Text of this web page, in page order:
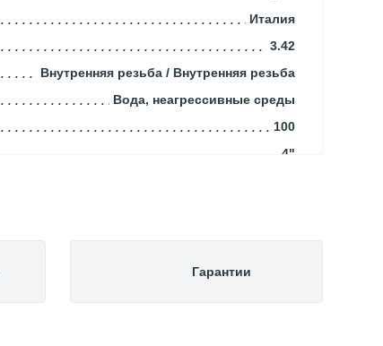
Италия
3.42
Внутренняя резьба / Внутренняя резьба
Вода, неагрессивные среды
100
4"
Гарантии